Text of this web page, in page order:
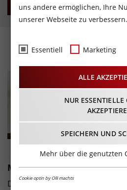
AUGUST AUGUST AUGUST
Max von
Max von Milland
Dialektmusik in fast jeder
uns andere ermöglichen, Ihre
unserer Webseite zu verbessern.
Essentiell Marketing
ALLE
NUR ESSENTIELLE
SPEICHERN UND
Mehr über die genutzten
Cookie optin by Olli machts